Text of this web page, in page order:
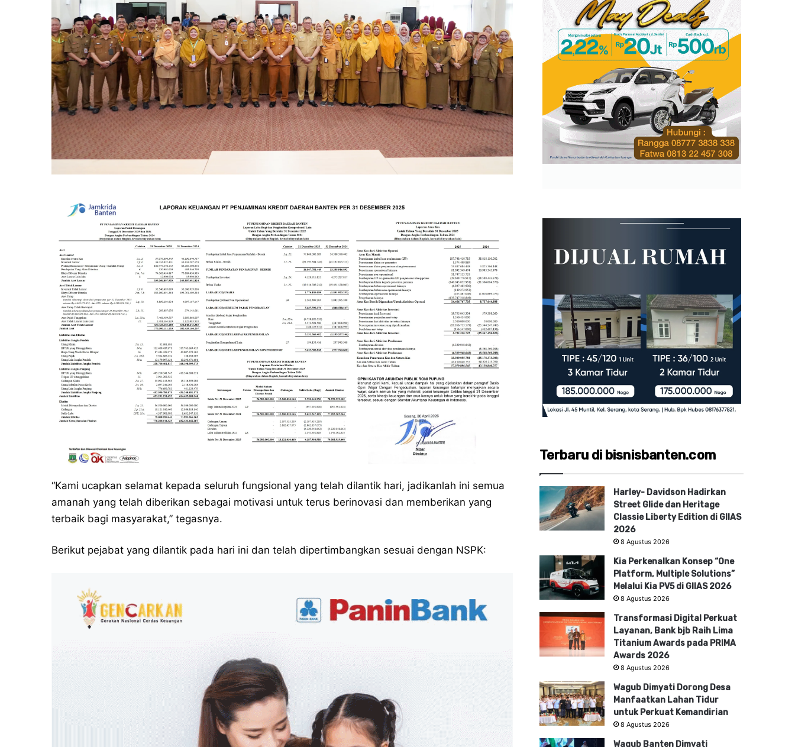
“Kami ucapkan selamat kepada seluruh fungsional yang telah dilantik hari, jadikanlah ini semua
amanah yang telah diberikan sebagai motivasi untuk terus berinovasi dan memberikan yang
terbaik bagi masyarakat,” tegasnya.
Berikut pejabat yang dilantik pada hari ini dan telah dipertimbangkan sesuai dengan NSPK:
Terbaru di bisnisbanten.com
Harley- Davidson Hadirkan
Street Glide dan Heritage
Classie Liberty Edition di GIIAS
2026
8 Agustus 2026
Kia Perkenalkan Konsep “One
Platform, Multiple Solutions”
Melalui Kia PV5 di GIIAS 2026
8 Agustus 2026
Transformasi Digital Perkuat
Layanan, Bank bjb Raih Lima
Titanium Awards pada PRIMA
Awards 2026
8 Agustus 2026
Wagub Dimyati Dorong Desa
Manfaatkan Lahan Tidur
untuk Perkuat Kemandirian
8 Agustus 2026
Wagub Banten Dimyati